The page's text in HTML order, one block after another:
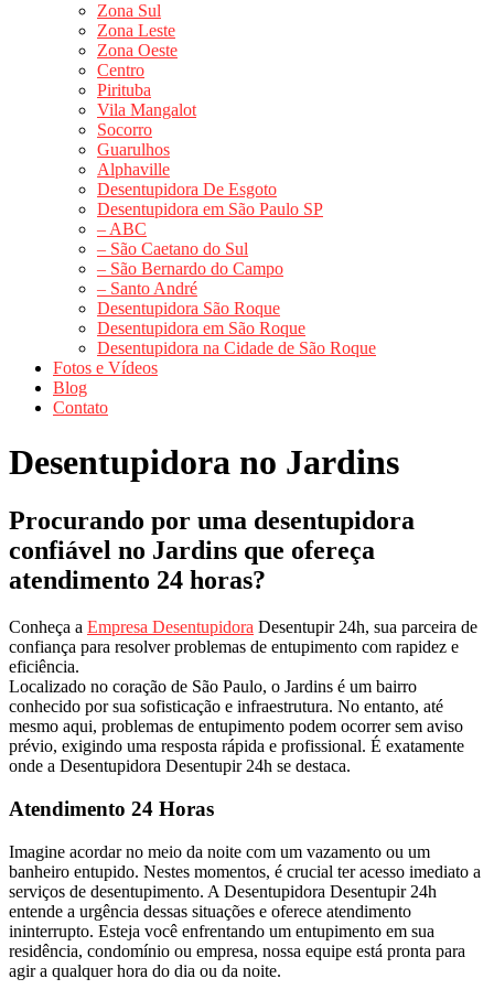
Zona Sul
Zona Leste
Zona Oeste
Centro
Pirituba
Vila Mangalot
Socorro
Guarulhos
Alphaville
Desentupidora De Esgoto
Desentupidora em São Paulo SP
– ABC
– São Caetano do Sul
– São Bernardo do Campo
– Santo André
Desentupidora São Roque
Desentupidora em São Roque
Desentupidora na Cidade de São Roque
Fotos e Vídeos
Blog
Contato
Desentupidora no Jardins
Procurando por uma desentupidora
confiável no Jardins que ofereça
atendimento 24 horas?
Conheça a Empresa Desentupidora Desentupir 24h, sua parceira de
confiança para resolver problemas de entupimento com rapidez e
eficiência.
Localizado no coração de São Paulo, o Jardins é um bairro
conhecido por sua sofisticação e infraestrutura. No entanto, até
mesmo aqui, problemas de entupimento podem ocorrer sem aviso
prévio, exigindo uma resposta rápida e profissional. É exatamente
onde a Desentupidora Desentupir 24h se destaca.
Atendimento 24 Horas
Imagine acordar no meio da noite com um vazamento ou um
banheiro entupido. Nestes momentos, é crucial ter acesso imediato a
serviços de desentupimento. A Desentupidora Desentupir 24h
entende a urgência dessas situações e oferece atendimento
ininterrupto. Esteja você enfrentando um entupimento em sua
residência, condomínio ou empresa, nossa equipe está pronta para
agir a qualquer hora do dia ou da noite.